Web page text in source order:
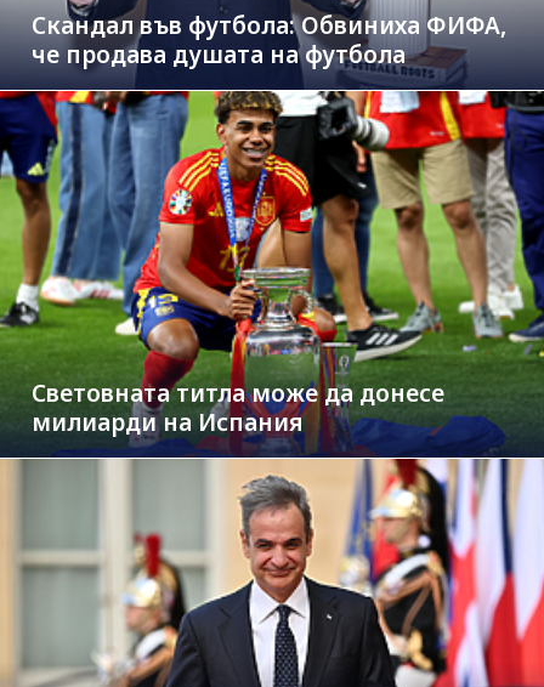
Скандал във футбола: Обвиниха ФИФА,
че продава душата на футбола
Световната титла може да донесе
милиарди на Испания